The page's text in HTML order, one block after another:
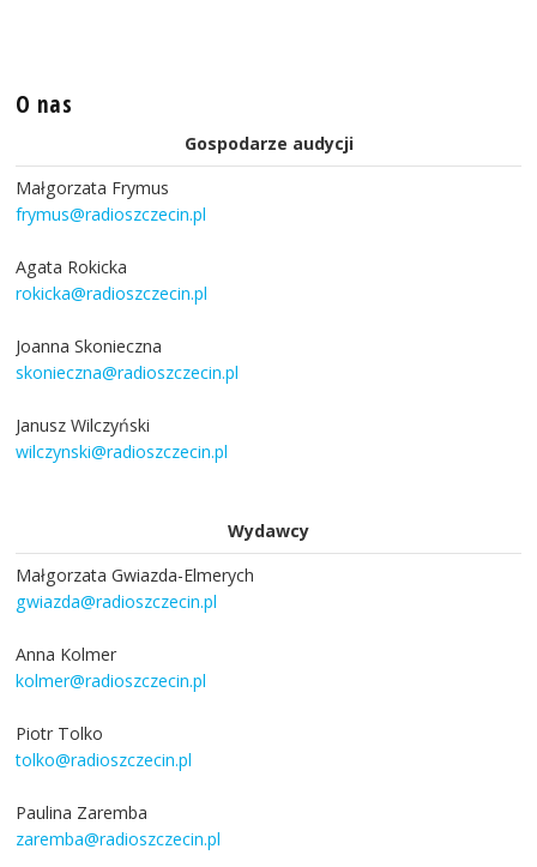
O nas
Gospodarze audycji
Małgorzata Frymus
frymus@radioszczecin.pl
Agata Rokicka
rokicka@radioszczecin.pl
Joanna Skonieczna
skonieczna@radioszczecin.pl
Janusz Wilczyński
wilczynski@radioszczecin.pl
Wydawcy
Małgorzata Gwiazda-Elmerych
gwiazda@radioszczecin.pl
Anna Kolmer
kolmer@radioszczecin.pl
Piotr Tolko
tolko@radioszczecin.pl
Paulina Zaremba
zaremba@radioszczecin.pl